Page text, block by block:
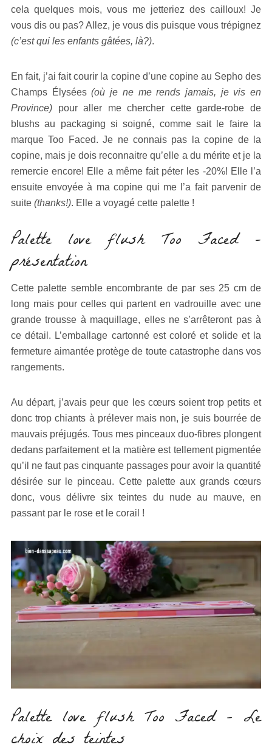
cela quelques mois, vous me jetteriez des cailloux! Je
vous dis ou pas? Allez, je vous dis puisque vous trépignez
(c’est qui les enfants gâtées, là?).
En fait, j’ai fait courir la copine d’une copine au Sepho des
Champs Élysées(où je ne me rends jamais, je vis en
Province) pour aller me chercher cette garde-robe de
blushs au packaging si soigné, comme sait le faire la
marque Too Faced. Je ne connais pas la copine de la
copine, mais je dois reconnaitre qu’elle a du mérite et je la
remercie encore! Elle a même fait péter les -20%! Elle l’a
ensuite envoyée à ma copine qui me l’a fait parvenir de
suite (thanks!). Elle a voyagé cette palette !
Palette love flush Too Faced –
présentation
Cette palette semble encombrante de par ses 25 cm de
long mais pour celles qui partent en vadrouille avec une
grande trousse à maquillage, elles ne s’arrêteront pas à
ce détail. L’emballage cartonné est coloré et solide et la
fermeture aimantée protège de toute catastrophe dans vos
rangements.
Au départ, j’avais peur que les cœurs soient trop petits et
donc trop chiants à prélever mais non, je suis bourrée de
mauvais préjugés. Tous mes pinceaux duo-fibres plongent
dedans parfaitement et la matière est tellement pigmentée
qu’il ne faut pas cinquante passages pour avoir la quantité
désirée sur le pinceau. Cette palette aux grands cœurs
donc, vous délivre six teintes du nude au mauve, en
passant par le rose et le corail !
Palette love flush Too Faced – Le
choix des teintes